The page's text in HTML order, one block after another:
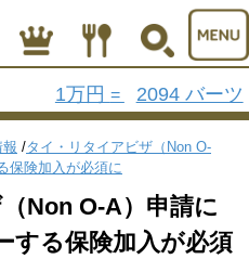
1万円 = 2094 バーツ
報 /タイ・リタイアビザ（Non O-
保険加入が必須に
Non O-A）申請に
する保険加入が必須